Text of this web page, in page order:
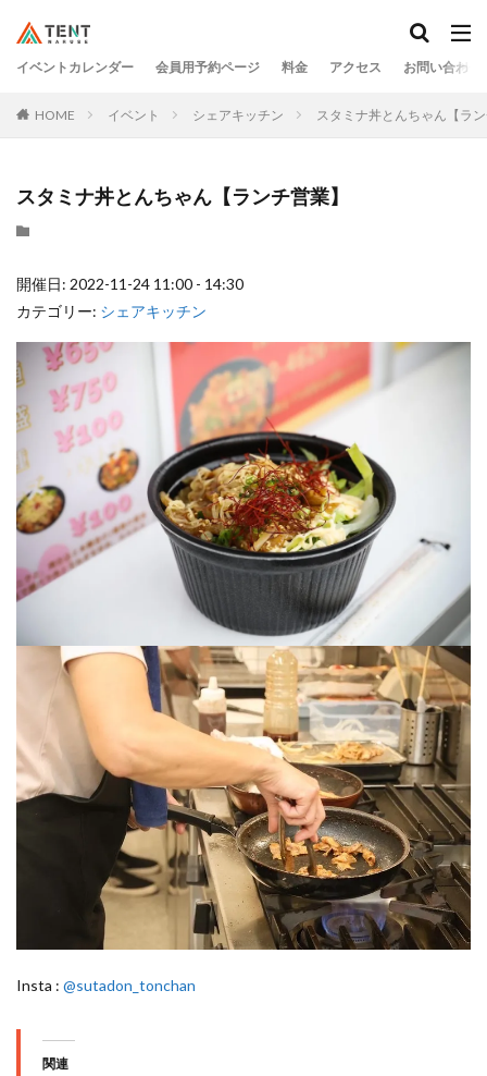
イベントカレンダー 会員用予約ページ 料金 アクセス お問い合わせ
HOME イベント シェアキッチン スタミナ丼とんちゃん【ラ
スタミナ丼とんちゃん【ランチ営業】
開催日: 2022-11-24 11:00 - 14:30
カテゴリー: シェアキッチン
Insta : @sutadon_tonchan
関連